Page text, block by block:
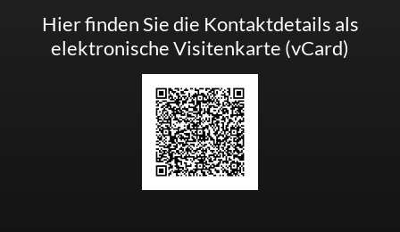
Hier finden Sie die Kontaktdetails als
elektronische Visitenkarte (vCard)